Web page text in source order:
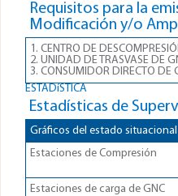
Requisitos para la
Modificación y/o
1. CENTRO DE
2. UNIDAD DE TRASVASE DE
3. CONSUMIDOR DIRECTO DE
ESTADíSTICA
Estadísticas de
Gráficos del estado
Estaciones de Compresión
Estaciones de carga de GNC